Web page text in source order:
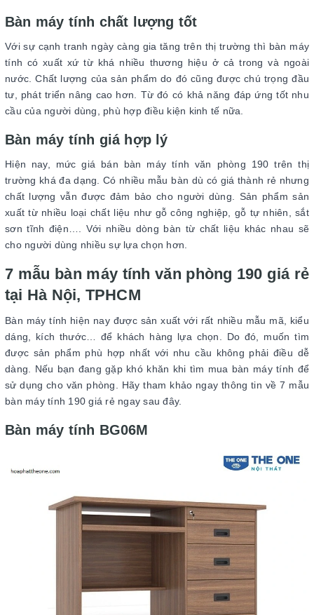
Bàn máy tính chất lượng tốt
Với sự cạnh tranh ngày càng gia tăng trên thị trường thì bàn máy
tính có xuất xứ từ khá nhiều thương hiệu ở cả trong và ngoài
nước. Chất lượng của sản phẩm do đó cũng được chú trọng đầu
tư, phát triển nâng cao hơn. Từ đó có khả năng đáp ứng tốt nhu
cầu của người dùng, phù hợp điều kiện kinh tế nữa.
Bàn máy tính giá hợp lý
Hiện nay, mức giá bán bàn máy tính văn phòng 190 trên thị
trường khá đa dạng. Có nhiều mẫu bàn dù có giá thành rẻ nhưng
chất lượng vẫn được đảm bảo cho người dùng. Sản phẩm sản
xuất từ nhiều loại chất liệu như gỗ công nghiệp, gỗ tự nhiên, sắt
sơn tĩnh điện…. Với nhiều dòng bàn từ chất liệu khác nhau sẽ
cho người dùng nhiều sự lựa chọn hơn.
7 mẫu bàn máy tính văn phòng 190 giá rẻ
tại Hà Nội, TPHCM
Bàn máy tính hiện nay được sản xuất với rất nhiều mẫu mã, kiểu
dáng, kích thước… để khách hàng lựa chọn. Do đó, muốn tìm
được sản phẩm phù hợp nhất với nhu cầu không phải điều dễ
dàng. Nếu bạn đang gặp khó khăn khi tìm mua bàn máy tính để
sử dụng cho văn phòng. Hãy tham khảo ngay thông tin về 7 mẫu
bàn máy tính 190 giá rẻ ngay sau đây.
Bàn máy tính BG06M